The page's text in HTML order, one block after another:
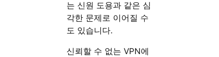
는 신원 도용과 같은 심
각한 문제로 이어질 수
도 있습니다.
신뢰할 수 없는 VPN에